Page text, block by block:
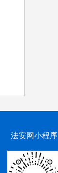
法安网小程序